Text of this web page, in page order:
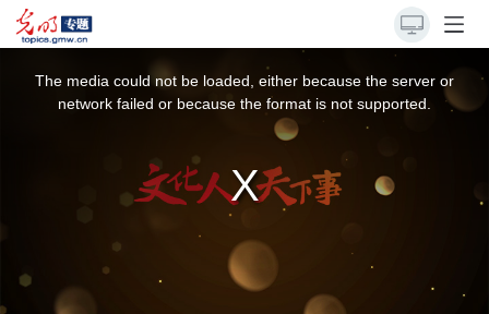
The media could not be loaded, either because the server or
network failed or because the format is not supported.